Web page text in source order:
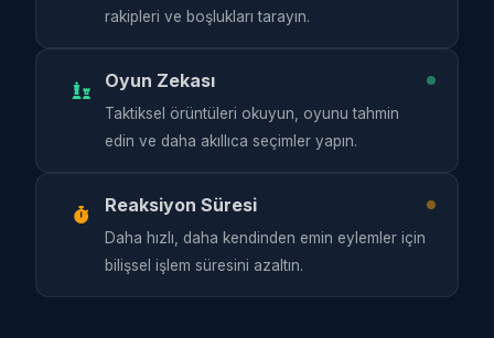
rakipleri ve boşlukları tarayın.
Oyun Zekası
Taktiksel örüntüleri okuyun, oyunu tahmin
edin ve daha akıllıca seçimler yapın.
Reaksiyon Süresi
Daha hızlı, daha kendinden emin eylemler için
bilişsel işlem süresini azaltın.